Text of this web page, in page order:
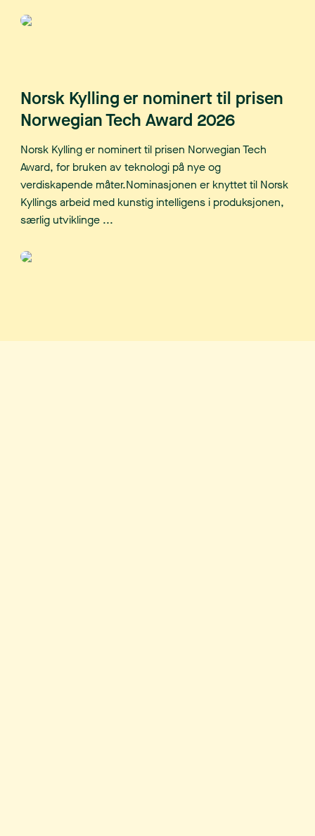
Norsk Kylling er nominert til prisen
Norwegian Tech Award 2026
Norsk Kylling er nominert til prisen Norwegian Tech
Award, for bruken av teknologi på nye og
verdiskapende måter.Nominasjonen er knyttet til Norsk
Kyllings arbeid med kunstig intelligens i produksjonen,
særlig utviklinge ...